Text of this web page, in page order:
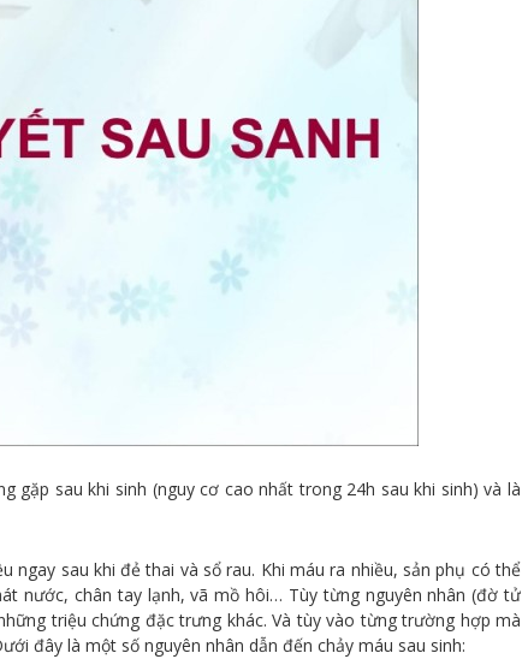
gặp sau khi sinh (nguy cơ cao nhất trong 24h sau khi sinh) và là
ngay sau khi đẻ thai và sổ rau. Khi máu ra nhiều, sản phụ có thể
nước, chân tay lạnh, vã mồ hôi… Tùy từng nguyên nhân (đờ tử
triệu chứng đặc trưng khác. Và tùy vào từng trường hợp mà
đây là một số nguyên nhân dẫn đến chảy máu sau sinh: